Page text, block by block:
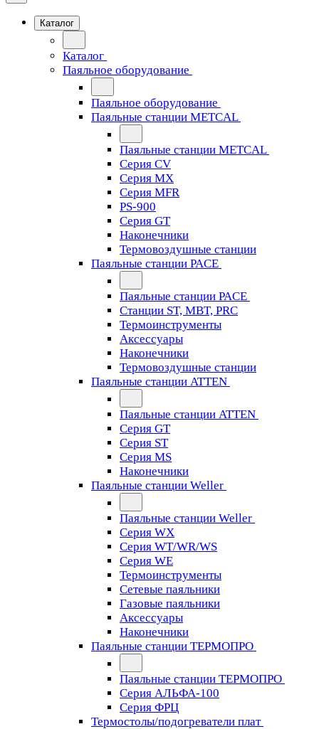
Каталог
Каталог
Паяльное оборудование
Паяльное оборудование
Паяльные станции METCAL
Паяльные станции METCAL
Серия CV
Серия MX
Серия MFR
PS-900
Серия GT
Наконечники
Термовоздушные станции
Паяльные станции PACE
Паяльные станции PACE
Станции ST, MBT, PRC
Термоинструменты
Аксессуары
Наконечники
Термовоздушные станции
Паяльные станции ATTEN
Паяльные станции ATTEN
Серия GT
Серия ST
Серия MS
Наконечники
Паяльные станции Weller
Паяльные станции Weller
Серия WX
Серия WT/WR/WS
Серия WE
Термоинструменты
Сетевые паяльники
Газовые паяльники
Аксессуары
Наконечники
Паяльные станции ТЕРМОПРО
Паяльные станции ТЕРМОПРО
Серия АЛЬФА-100
Серия ФРЦ
Термостолы/подогреватели плат